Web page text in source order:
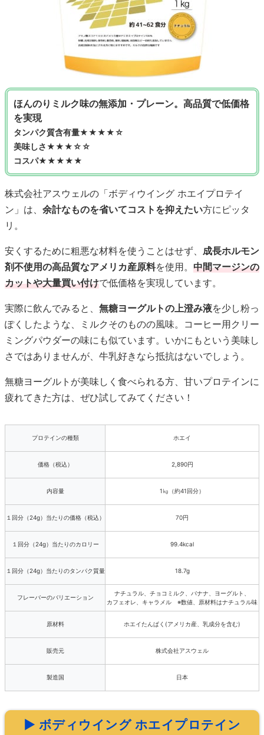
ほんのりミルク味の無添加・プレーン。高品質で低価格
を実現
タンパク質含有量★★★★☆
美味しさ★★★☆☆
コスパ★★★★★
株式会社アスウェルの「ボディウイング ホエイプロテイ
ン」は、 余計なものを省いてコストを抑えたい方にピッタ
リ。
安くするために粗悪な材料を使うことはせず、 成長ホルモン
剤不使用の高品質なアメリカ産原料を使用。 中間マージンの
カットや大量買い付けで低価格を実現しています。
実際に飲んでみると、 無糖ヨーグルトの上澄み液を少し粉っ
ぽくしたような、ミルクそのものの風味。コーヒー用クリー
ミングパウダーの味にも似ています。いかにもという美味し
さではありませんが、牛乳好きなら抵抗はないでしょう。
無糖ヨーグルトが美味しく食べられる方、甘いプロテインに
疲れてきた方は、ぜひ試してみてください！
プロテインの種類 ホエイ
価格（税込） 2,890円
内容量 1㎏（約41回分）
１回分（24g）当たりの価格（税込） 70円
１回分（24g）当たりのカロリー 99.4kcal
１回分（24g）当たりのタンパク質量 18.7g
フレーバーのバリエーション
ナチュラル、チョコミルク、バナナ、ヨーグルト、
カフェオレ、キャラメル ※数値、原材料はナチュラル味
原材料 ホエイたんぱく(アメリカ産、乳成分を含む)
販売元 株式会社アスウェル
製造国 日本
▶ ボディウイング ホエイプロテイン